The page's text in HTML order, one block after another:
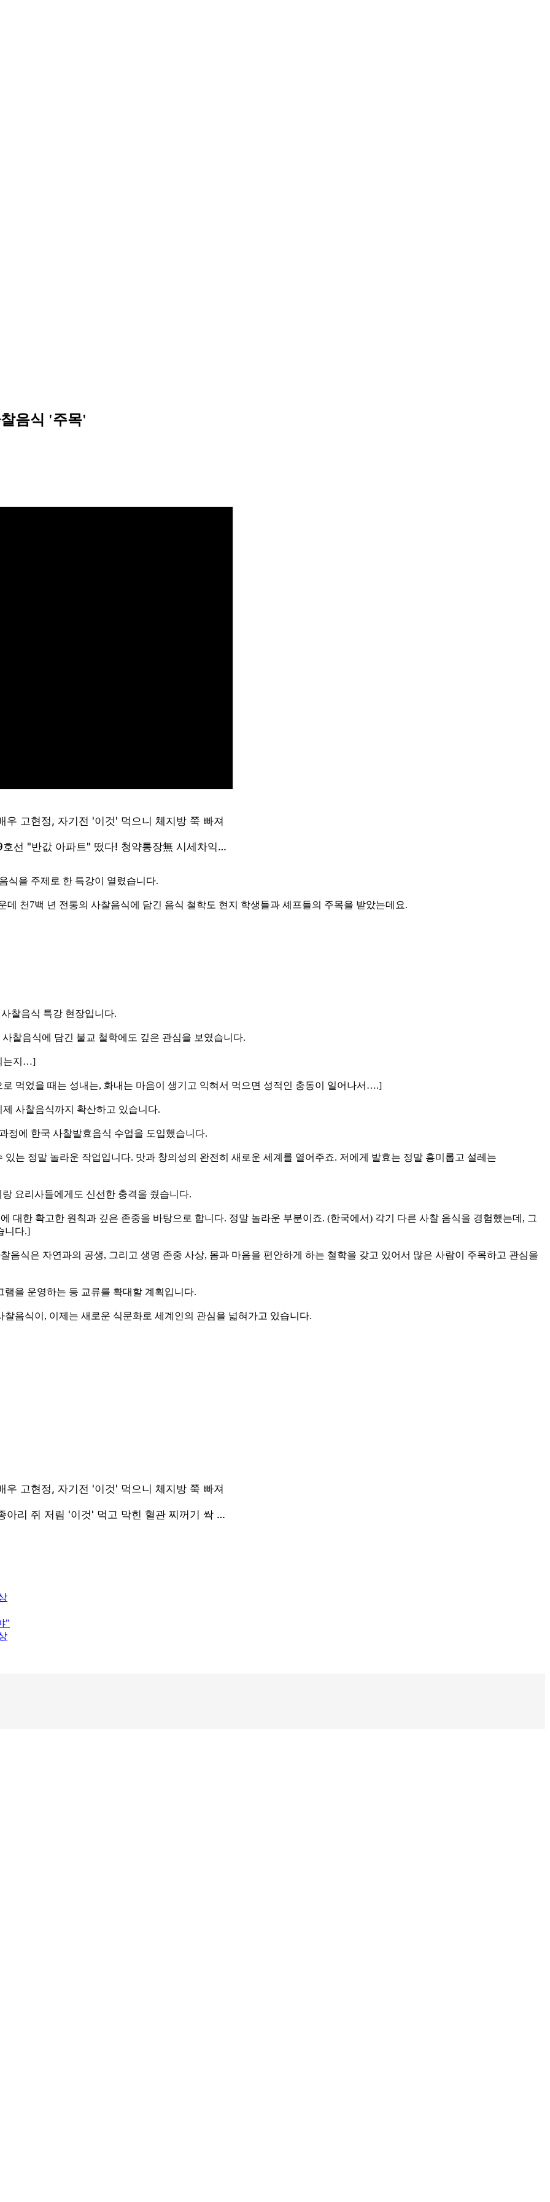
음식 '주목'
식을 주제로 한 특강이 열렸습니다.
천7백 년 전통의 사찰음식에 담긴 음식 철학도 현지 학생들과 셰프들의 주목을 받았는데요.
찰음식 특강 현장입니다.
찰음식에 담긴 불교 철학에도 깊은 관심을 보였습니다.
는지…]
먹었을 때는 성내는, 화내는 마음이 생기고 익혀서 먹으면 성적인 충동이 일어나서….]
사찰음식까지 확산하고 있습니다.
정에 한국 사찰발효음식 수업을 도입했습니다.
는 정말 놀라운 작업입니다. 맛과 창의성의 완전히 새로운 세계를 열어주죠. 저에게 발효는 정말 흥미롭고 설레는
요리사들에게도 신선한 충격을 줬습니다.
대한 확고한 원칙과 깊은 존중을 바탕으로 합니다. 정말 놀라운 부분이죠. (한국에서) 각기 다른 사찰 음식을 경험했는데, 그
니다.]
음식은 자연과의 공생, 그리고 생명 존중 사상, 몸과 마음을 편안하게 하는 철학을 갖고 있어서 많은 사람이 주목하고 관심을
을 운영하는 등 교류를 확대할 계획입니다.
음식이, 이제는 새로운 식문화로 세계인의 관심을 넓혀가고 있습니다.
"